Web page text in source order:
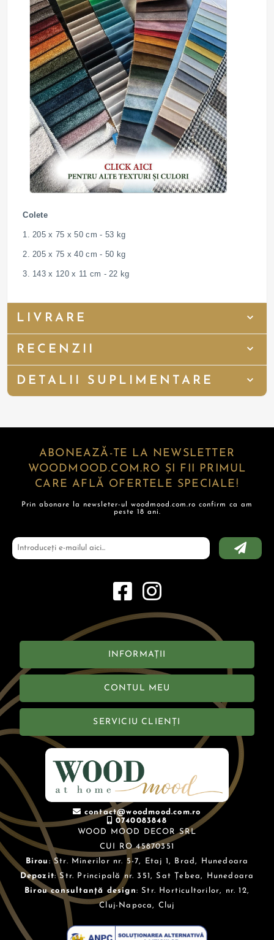
Colete
1. 205 x 75 x 50 cm - 53 kg
2. 205 x 75 x 40 cm - 50 kg
3. 143 x 120 x 11 cm - 22 kg
LIVRARE
RECENZII
DETALII SUPLIMENTARE
ABONEAZĂ-TE LA NEWSLETTER
WOODMOOD.COM.RO ȘI FII PRIMUL
CARE AFLĂ OFERTELE SPECIALE!
Prin abonare la newsleter-ul woodmood.com.ro confirm ca am
peste 18 ani.
INFORMAȚII
CONTUL MEU
SERVICIU CLIENȚI
contact@woodmood.com.ro
0740083848
WOOD MOOD DECOR SRL
CUI RO 45870351
Birou : Str. Minerilor nr. 5-7, Etaj 1, Brad, Hunedoara
Depozit: Str. Principală nr. 351, Sat Țebea, Hunedoara
Birou consultanță design: Str. Horticultorilor, nr. 12,
Cluj-Napoca, Cluj